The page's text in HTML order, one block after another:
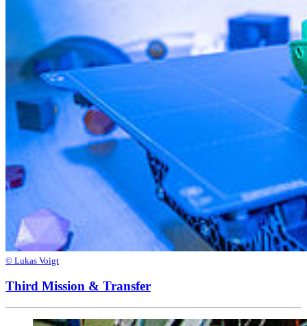
© Lukas Voigt
Third Mission & Transfer